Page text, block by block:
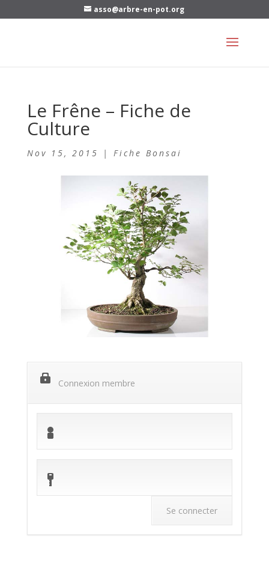
asso@arbre-en-pot.org
Le Frêne – Fiche de
Culture
Nov 15, 2015 | Fiche Bonsai
Connexion membre